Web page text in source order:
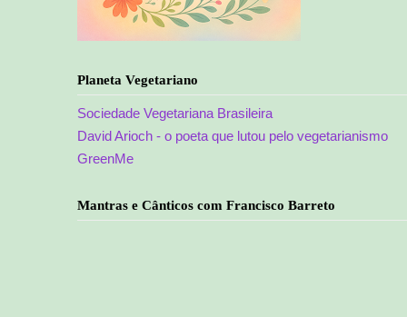
Planeta Vegetariano
Sociedade Vegetariana Brasileira
David Arioch - o poeta que lutou pelo vegetarianismo
GreenMe
Mantras e Cânticos com Francisco Barreto